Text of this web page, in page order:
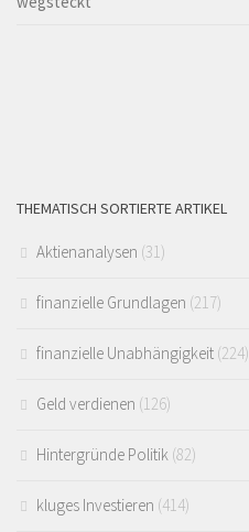
THEMATISCH SORTIERTE ARTIKEL
Aktienanalysen (31)
finanzielle Grundlagen (217)
finanzielle Unabhängigkeit (224)
Geld verdienen (126)
Hintergründe Politik (82)
kluges Investieren (414)